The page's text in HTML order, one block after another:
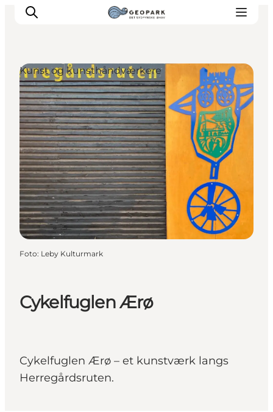
Cykelfuglen Ærø
Cykelfuglen Ærø – et kunstværk langs
Herregårdsruten.
Kunst og kunsthåndværkere
Foto: Leby Kulturmark